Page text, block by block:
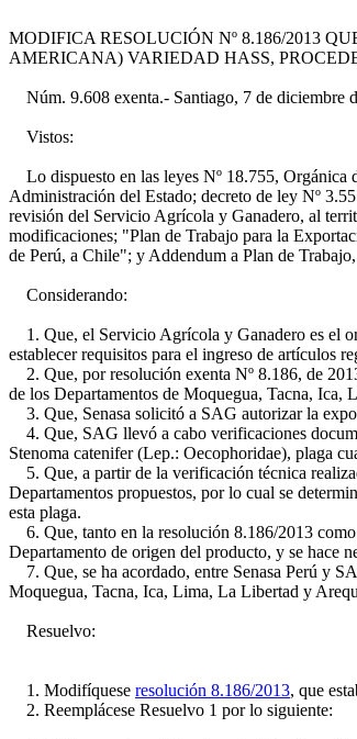
MODIFICA RESOLUCIÓN Nº 8.186/2013
AMERICANA) VARIEDAD HASS,
Núm. 9.608 exenta.- Santiago, 7 de diciembre
Vistos:
Lo dispuesto en las leyes Nº 18.755, Orgánica
Administración del Estado; decreto de ley Nº
revisión del Servicio Agrícola y Ganadero, al
modificaciones; "Plan de Trabajo para la
de Perú, a Chile"; y Addendum a Plan de
Considerando:
1. Que, el Servicio Agrícola y Ganadero es el
establecer requisitos para el ingreso de artículos
2. Que, por resolución exenta Nº 8.186, de
de los Departamentos de Moquegua, Tacna,
3. Que, Senasa solicitó a SAG autorizar la
4. Que, SAG llevó a cabo verificaciones
Stenoma catenifer (Lep.: Oecophoridae), plaga
5. Que, a partir de la verificación técnica
Departamentos propuestos, por lo cual se
esta plaga.
6. Que, tanto en la resolución 8.186/2013 como
Departamento de origen del producto, y se hace
7. Que, se ha acordado, entre Senasa Perú y
Moquegua, Tacna, Ica, Lima, La Libertad y
Resuelvo:
1. Modifíquese resolución 8.186/2013, que
2. Reemplácese Resuelvo 1 por lo siguiente: